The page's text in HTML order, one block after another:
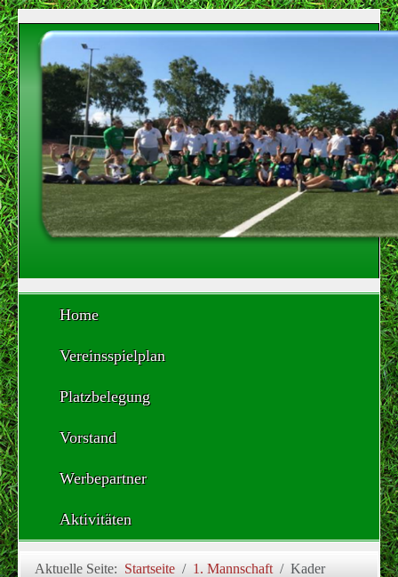
Home
Vereinsspielplan
Platzbelegung
Vorstand
Werbepartner
Aktivitäten
Aktuelle Seite: Startseite 1. Mannschaft Kader